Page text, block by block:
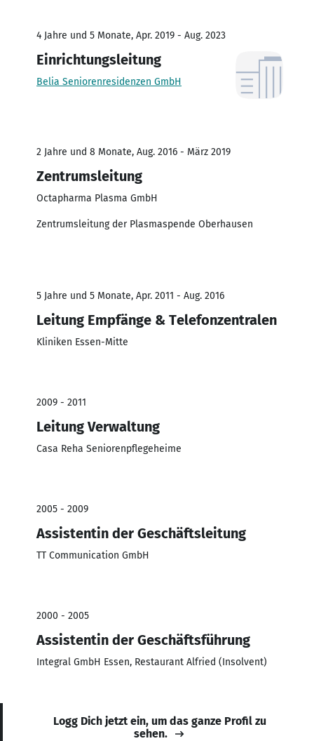
4 Jahre und 5 Monate, Apr. 2019 - Aug. 2023
Einrichtungsleitung
Belia Seniorenresidenzen GmbH
2 Jahre und 8 Monate, Aug. 2016 - März 2019
Zentrumsleitung
Octapharma Plasma GmbH
Zentrumsleitung der Plasmaspende Oberhausen
5 Jahre und 5 Monate, Apr. 2011 - Aug. 2016
Leitung Empfänge & Telefonzentralen
Kliniken Essen-Mitte
2009 - 2011
Leitung Verwaltung
Casa Reha Seniorenpflegeheime
2005 - 2009
Assistentin der Geschäftsleitung
TT Communication GmbH
2000 - 2005
Assistentin der Geschäftsführung
Integral GmbH Essen, Restaurant Alfried (Insolvent)
Logg Dich jetzt ein, um das ganze Profil zu
sehen.